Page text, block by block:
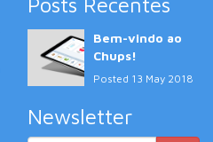
Bem-vindo ao
Chups!
Posted 13 May 2018
Newsletter